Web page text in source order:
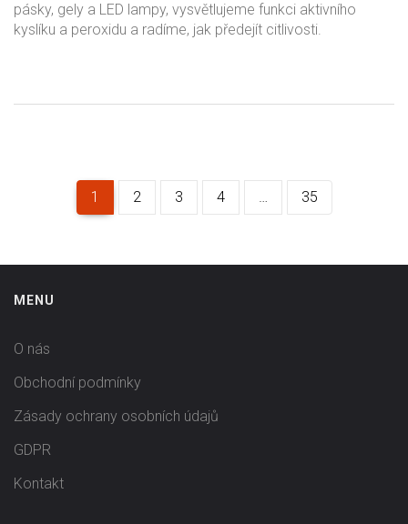
pásky, gely a LED lampy, vysvětlujeme funkci aktivního
kyslíku a peroxidu a radíme, jak předejít citlivosti.
1 2 3 4 … 35
MENU
O nás
Obchodní podmínky
Zásady ochrany osobních údajů
GDPR
Kontakt